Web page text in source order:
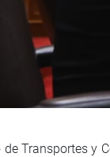
de Transportes y